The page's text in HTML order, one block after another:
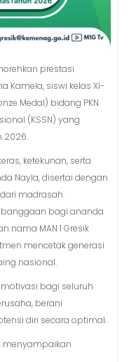
prestasi
Kamela, siswi kelas XI-
Medal) bidang PKN
(KSSN) yang
2026.
ketekunan, serta
Nayla, disertai dengan
madrasah.
bagi ananda
nama MAN 1 Gresik
mencetak generasi
nasional.
bagi seluruh
berani
diri secara optimal.
menyampaikan